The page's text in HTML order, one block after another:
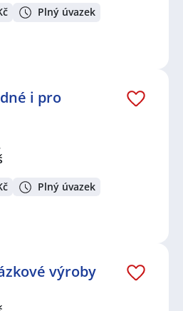
Plný úvazek
i pro
Plný úvazek
výroby